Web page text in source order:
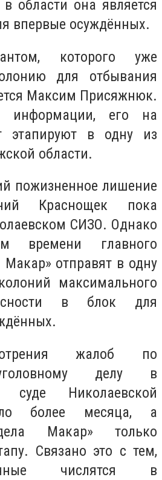
области она является
впервые осуждённых.
которого уже
для отбывания
Максим Присяжнюк.
информации, его на
этапируют в одну из
области.
пожизненное лишение
Краснощек пока
СИЗО. Однако
времени главного
Макар» отправят в одну
максимального
в блок для
жалоб по
делу в
суде Николаевской
более месяца, а
Макар» только
Связано это с тем,
числятся в